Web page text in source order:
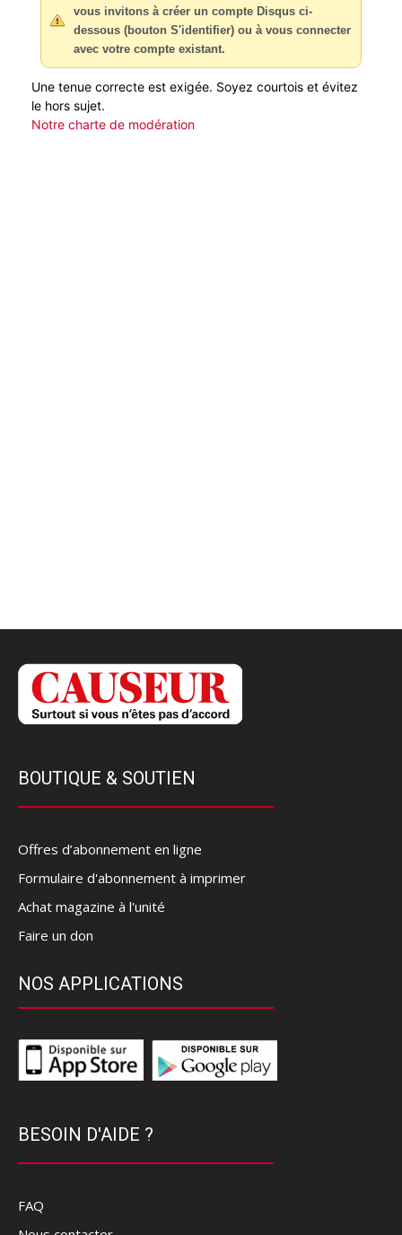
vous invitons à créer un compte Disqus ci-
dessous (bouton S'identifier) ou à vous connecter
avec votre compte existant.
Une tenue correcte est exigée. Soyez courtois et évitez
le hors sujet.
Notre charte de modération
BOUTIQUE & SOUTIEN
Offres d’abonnement en ligne
Formulaire d'abonnement à imprimer
Achat magazine à l'unité
Faire un don
NOS APPLICATIONS
BESOIN D'AIDE ?
FAQ